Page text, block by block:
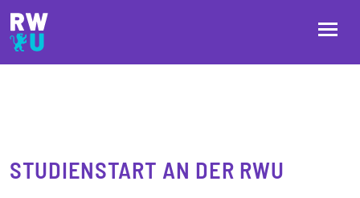
Direkt zum Inhalt
Direkt zur Hauptnavigation
Direkt zum Fußbereich
STUDIENSTART AN DER RWU